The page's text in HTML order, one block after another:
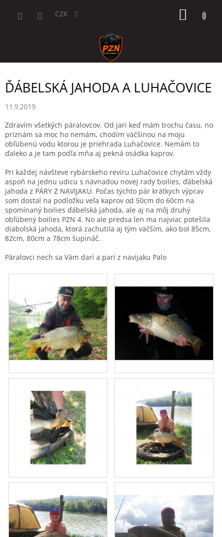
CZK
ĎÁBELSKÁ JAHODA A LUHAČOVICE
11.9.2019
Zdravím všetkých páralovcov. Od jari keď mám trochu času, no
priznám sa moc ho nemám, chodím väčšinou na moju
obľúbenú vodu ktorou je priehrada Luhačovice. Nemám to
ďaleko a je tam podľa mňa aj pekná osádka kaprov.
Pri každej návšteve rybárskeho revíru Luhačovice chytám vždy
aspoň na jednu udicu s návnadou novej rady boilies, ďábelská
jahoda z PÁRY Z NAVIJAKU. Počas týchto pár krátkych výprav
som dostal na podložku veľa kaprov od 50cm do 60cm na
spomínaný boilies ďábelská jahoda, ale aj na môj druhý
obľúbený boilies PZN 4. No ale predsa len ma najviac potešila
diabolská jahoda, ktorá zachutila aj tým väčším, ako bol 85cm,
82cm, 80cm a 78cm šupináč.
Páralovci nech sa Vám darí a parí z navijaku Palo